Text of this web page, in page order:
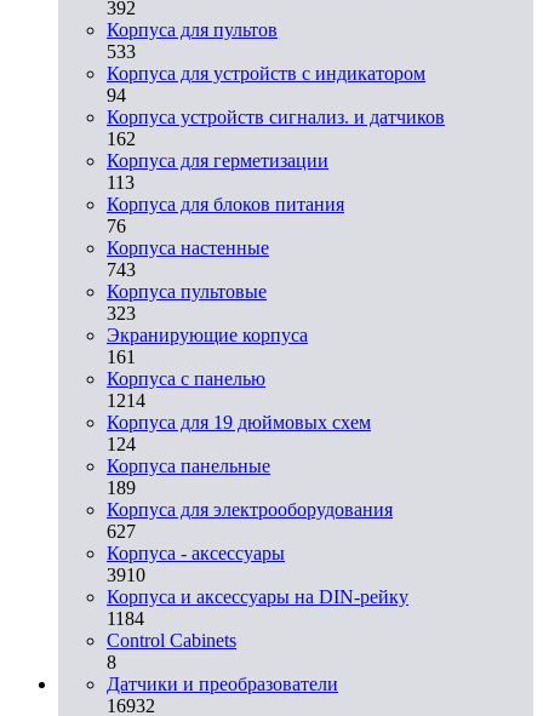
392
Корпуса для пультов
533
Корпуса для устройств с индикатором
94
Корпуса устройств сигнализ. и датчиков
162
Корпуса для герметизации
113
Корпуса для блоков питания
76
Корпуса настенные
743
Корпуса пультовые
323
Экранирующие корпуса
161
Корпуса с панелью
1214
Корпуса для 19 дюймовых схем
124
Корпуса панельные
189
Корпуса для электрооборудования
627
Корпуса - аксессуары
3910
Корпуса и аксессуары на DIN-рейку
1184
Control Cabinets
8
Датчики и преобразователи
16932